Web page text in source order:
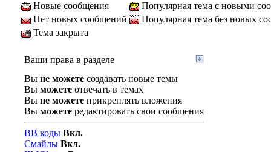
Новые сообщения
Популярная тема с новыми
Нет новых сообщений
Популярная тема без новых
Тема закрыта
Ваши права в разделе
Вы не можете создавать новые темы
Вы можете отвечать в темах
Вы не можете прикреплять вложения
Вы можете редактировать свои сообщения
BB коды Вкл.
Смайлы Вкл.